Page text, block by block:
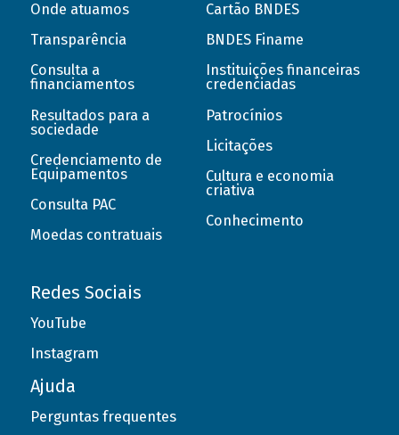
Onde atuamos
Transparência
Consulta a
financiamentos
Resultados para a
sociedade
Credenciamento de
Equipamentos
Consulta PAC
Moedas contratuais
Cartão BNDES
BNDES Finame
Instituições financeiras
credenciadas
Patrocínios
Licitações
Cultura e economia
criativa
Conhecimento
Redes Sociais
YouTube
Instagram
Ajuda
Perguntas frequentes